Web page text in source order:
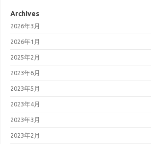
Archives
2026年3月
2026年1月
2025年2月
2023年6月
2023年5月
2023年4月
2023年3月
2023年2月